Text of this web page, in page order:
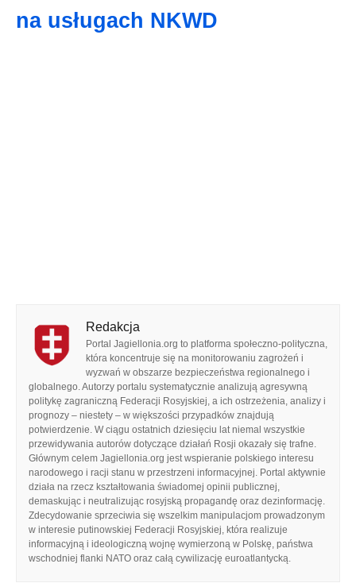
na usługach NKWD
Redakcja
Portal Jagiellonia.org to platforma społeczno-polityczna,
która koncentruje się na monitorowaniu zagrożeń i
wyzwań w obszarze bezpieczeństwa regionalnego i
globalnego. Autorzy portalu systematycznie analizują agresywną
politykę zagraniczną Federacji Rosyjskiej, a ich ostrzeżenia, analizy i
prognozy – niestety – w większości przypadków znajdują
potwierdzenie. W ciągu ostatnich dziesięciu lat niemal wszystkie
przewidywania autorów dotyczące działań Rosji okazały się trafne.
Głównym celem Jagiellonia.org jest wspieranie polskiego interesu
narodowego i racji stanu w przestrzeni informacyjnej. Portal aktywnie
działa na rzecz kształtowania świadomej opinii publicznej,
demaskując i neutralizując rosyjską propagandę oraz dezinformację.
Zdecydowanie sprzeciwia się wszelkim manipulacjom prowadzonym
w interesie putinowskiej Federacji Rosyjskiej, która realizuje
informacyjną i ideologiczną wojnę wymierzoną w Polskę, państwa
wschodniej flanki NATO oraz całą cywilizację euroatlantycką.